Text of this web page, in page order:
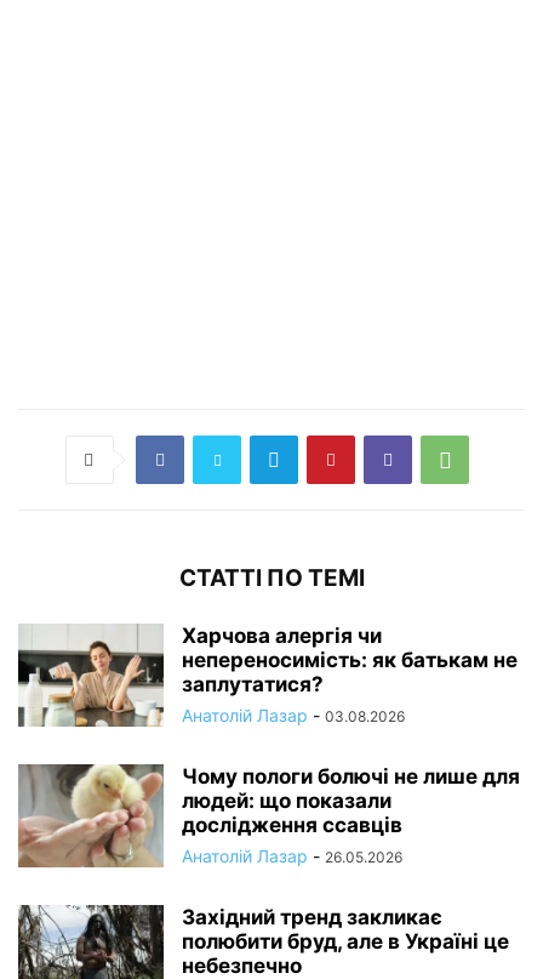
СТАТТІ ПО ТЕМІ
Харчова алергія чи
непереносимість: як батькам не
заплутатися?
Анатолій Лазар - 03.08.2026
Чому пологи болючі не лише для
людей: що показали
дослідження ссавців
Анатолій Лазар - 26.05.2026
Західний тренд закликає
полюбити бруд, але в Україні це
небезпечно